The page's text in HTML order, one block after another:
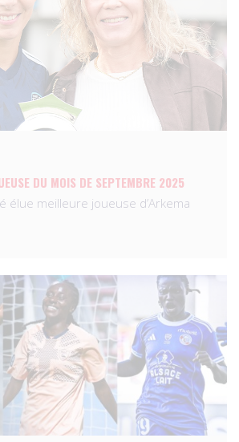
DU MOIS DE SEPTEMBRE 2025
élue meilleure joueuse d’Arkema